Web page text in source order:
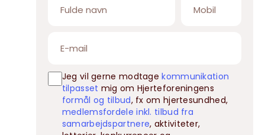
Jeg vil gerne modtagekommunikation
tilpasset mig om Hjerteforeningens
formål og tilbud, fx om hjertesundhed,
medlemsfordele inkl. tilbud fra
samarbejdspartnere, aktiviteter,